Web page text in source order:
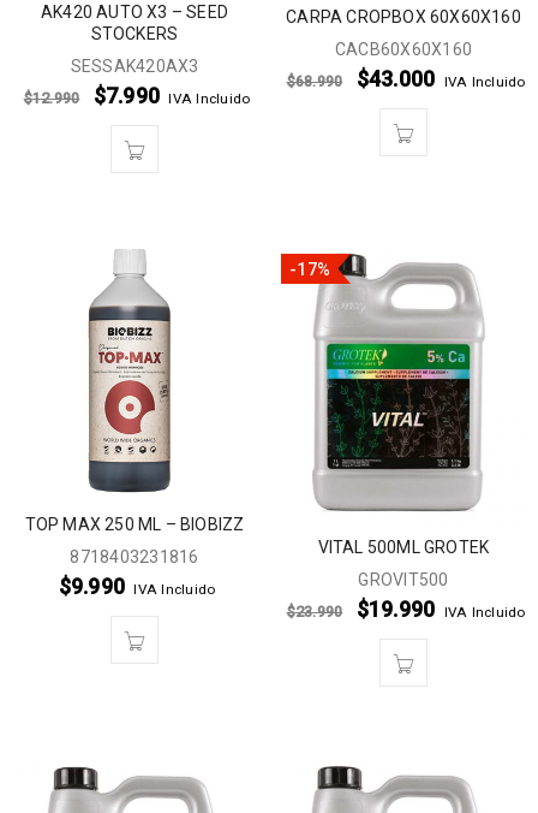
AK420 AUTO X3 – SEED
STOCKERS
SESSAK420AX3
$12.990 $7.990 IVA Incluido
CARPA CROPBOX 60X60X160
CACB60X60X160
$68.990 $43.000 IVA Incluido
TOP MAX 250 ML – BIOBIZZ
8718403231816
$9.990 IVA Incluido
-17%
VITAL 500ML GROTEK
GROVIT500
$23.990 $19.990 IVA Incluido